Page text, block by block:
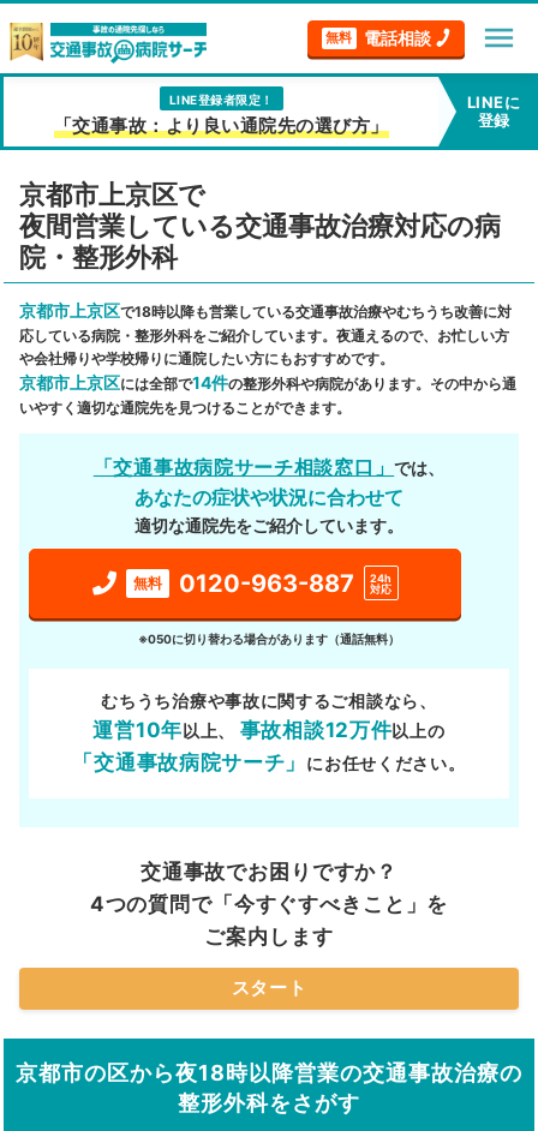
無料 電話相談 menu
LINE登録者限定！
「交通事故：より良い通院先の選び方」
LINEに
登録
京都市上京区で
夜間営業している交通事故治療対応の病
院・整形外科
京都市上京区で18時以降も営業している交通事故治療やむちうち改善に対
応している病院・整形外科をご紹介しています。夜通えるので、お忙しい方
や会社帰りや学校帰りに通院したい方にもおすすめです。
京都市上京区には全部で14件の整形外科や病院があります。その中から通
いやすく適切な通院先を見つけることができます。
「交通事故病院サーチ相談窓口」では、
あなたの症状や状況に合わせて
適切な通院先をご紹介しています。
無料 0120-963-887
24h
対応
※050に切り替わる場合があります（通話無料）
むちうち治療や事故に関するご相談なら、
運営10年以上、 事故相談12万件以上の
「交通事故病院サーチ」 にお任せください。
交通事故でお困りですか？
4つの質問で「今すぐすべきこと」を
ご案内します
スタート
京都市の区から夜18時以降営業の交通事故治療の
整形外科をさがす